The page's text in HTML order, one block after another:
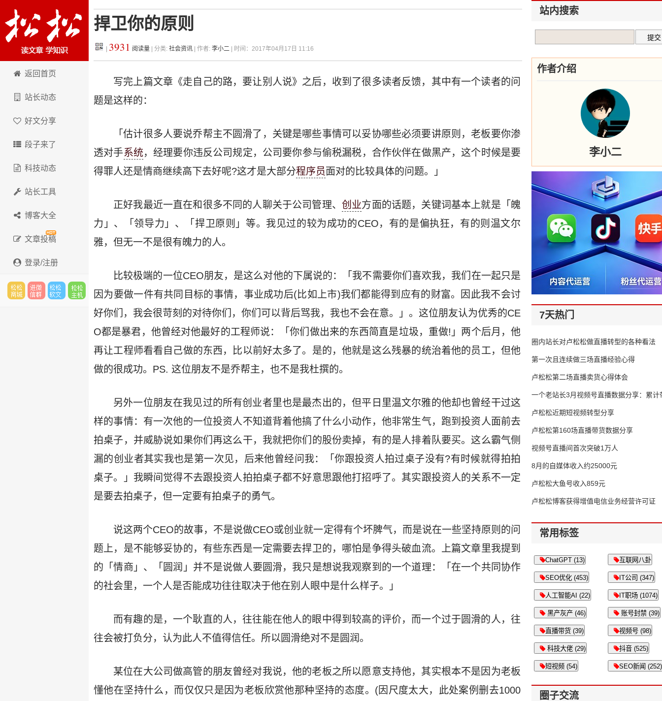
松松科技
返回首页
站长动态
好文分享
段子来了
科技动态
站长工具
博客大全
文章投稿
登录/注册
捍卫你的原则
3931 阅读量 | 分类: 社会资讯 | 作者: 李小二 | 时间：2017年04月17日 11:16
写完上篇文章《走自己的路，要让别人说》之后，收到了很多读者反馈，其中有一个读者的问
题是这样的：
「估计很多人要说乔帮主不圆滑了，关键是哪些事情可以妥协哪些必须要讲原则，老板要你渗
透对手系统，经理要你违反公司规定，公司要你参与偷税漏税，合作伙伴在做黑产，这个时候是要
得罪人还是情商继续高下去好呢?这才是大部分程序员面对的比较具体的问题。」
正好我最近一直在和很多不同的人聊关于公司管理、创业方面的话题，关键词基本上就是「魄
力」、「领导力」、「捍卫原则」等。我见过的较为成功的CEO，有的是偏执狂，有的则温文尔
雅，但无一不是很有魄力的人。
比较极端的一位CEO朋友，是这么对他的下属说的：「我不需要你们喜欢我，我们在一起只是
因为要做一件有共同目标的事情，事业成功后(比如上市)我们都能得到应有的财富。因此我不会讨
好你们，我会很苛刻的对待你们，你们可以背后骂我，我也不会在意。」。这位朋友认为优秀的CE
O都是暴君，他曾经对他最好的工程师说：「你们做出来的东西简直是垃圾，重做!」两个后月，他
再让工程师看看自己做的东西，比以前好太多了。是的，他就是这么残暴的统治着他的员工，但他
做的很成功。PS. 这位朋友不是乔帮主，也不是我杜撰的。
另外一位朋友在我见过的所有创业者里也是最杰出的，但平日里温文尔雅的他却也曾经干过这
样的事情：有一次他的一位投资人不知道背着他搞了什么小动作，他非常生气，跑到投资人面前去
拍桌子，并威胁说如果你们再这么干，我就把你们的股份卖掉，有的是人排着队要买。这么霸气侧
漏的创业者其实我也是第一次见，后来他曾经问我：「你跟投资人拍过桌子没有?有时候就得拍拍
桌子。」我瞬间觉得不去跟投资人拍拍桌子都不好意思跟他打招呼了。其实跟投资人的关系不一定
是要去拍桌子，但一定要有拍桌子的勇气。
说这两个CEO的故事，不是说做CEO或创业就一定得有个坏脾气，而是说在一些坚持原则的问
题上，是不能够妥协的，有些东西是一定需要去捍卫的，哪怕是争得头破血流。上篇文章里我提到
的「情商」、「圆润」并不是说做人要圆滑，我只是想说我观察到的一个道理：「在一个共同协作
的社会里，一个人是否能成功往往取决于他在别人眼中是什么样子。」
而有趣的是，一个耿直的人，往往能在他人的眼中得到较高的评价，而一个过于圆滑的人，往
往会被打负分，认为此人不值得信任。所以圆滑绝对不是圆润。
某位在大公司做高管的朋友曾经对我说，他的老板之所以愿意支持他，其实根本不是因为老板
懂他在坚持什么，而仅仅只是因为老板欣赏他那种坚持的态度。(因尺度太大，此处案例删去1000
站内搜索
作者介绍
李小二
7天热门
圈内站长对卢松松做直播转型的各种看法
第一次且连续做三场直播经验心得
卢松松第二场直播卖货心得体会
一个老站长3月视频号直播数据分享：累计
65万
卢松松近期短视频转型分享
卢松松第160场直播带货数据分享
视频号直播间首次突破1万人
8月的自媒体收入约25000元
卢松松大鱼号收入859元
卢松松博客获得增值电信业务经营许可证
常用标签
ChatGPT (13) 互联网八卦
SEO优化 (453) IT公司 (347)
人工智能AI (22) IT职场 (1074)
黑产灰产 (46) 账号封禁 (39)
直播带货 (39) 视频号 (98)
科技大佬 (29) 抖音 (525)
短视频 (54) SEO新闻 (252)
圈子交流